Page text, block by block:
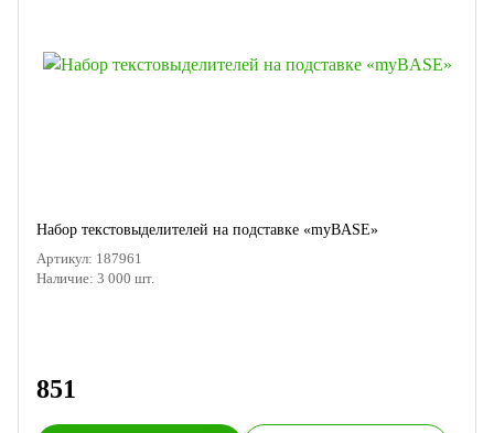
Набор текстовыделителей на подставке «myBASE»
Артикул: 187961
Наличие: 3 000 шт.
851